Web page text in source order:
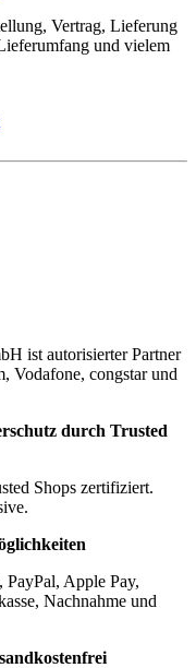
Vertrag, Lieferung
und vielem
ist autorisierter Partner
Vodafone, congstar und
durch Trusted
Shops zertifiziert.
Apple Pay,
Nachnahme und